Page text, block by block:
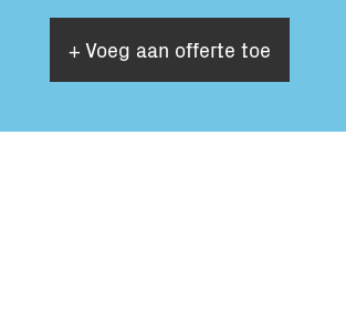
+ Voeg aan offerte toe